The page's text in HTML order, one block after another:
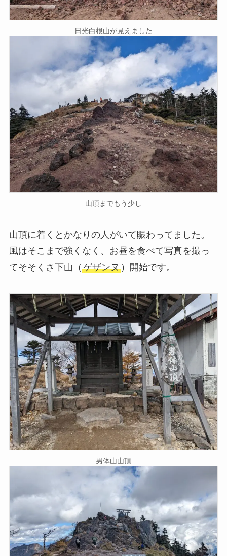
日光白根山が見えました
山頂までもう少し
山頂に着くとかなりの人がいて賑わってました。
風はそこまで強くなく、お昼を食べて写真を撮っ
てそそくさ下山（ ゲザンヌ）開始です。
男体山山頂